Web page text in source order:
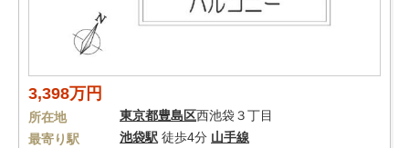
3,398万円
所在地 東京都豊島区西池袋３丁目
最寄り駅
池袋駅 徒歩4分 山手線